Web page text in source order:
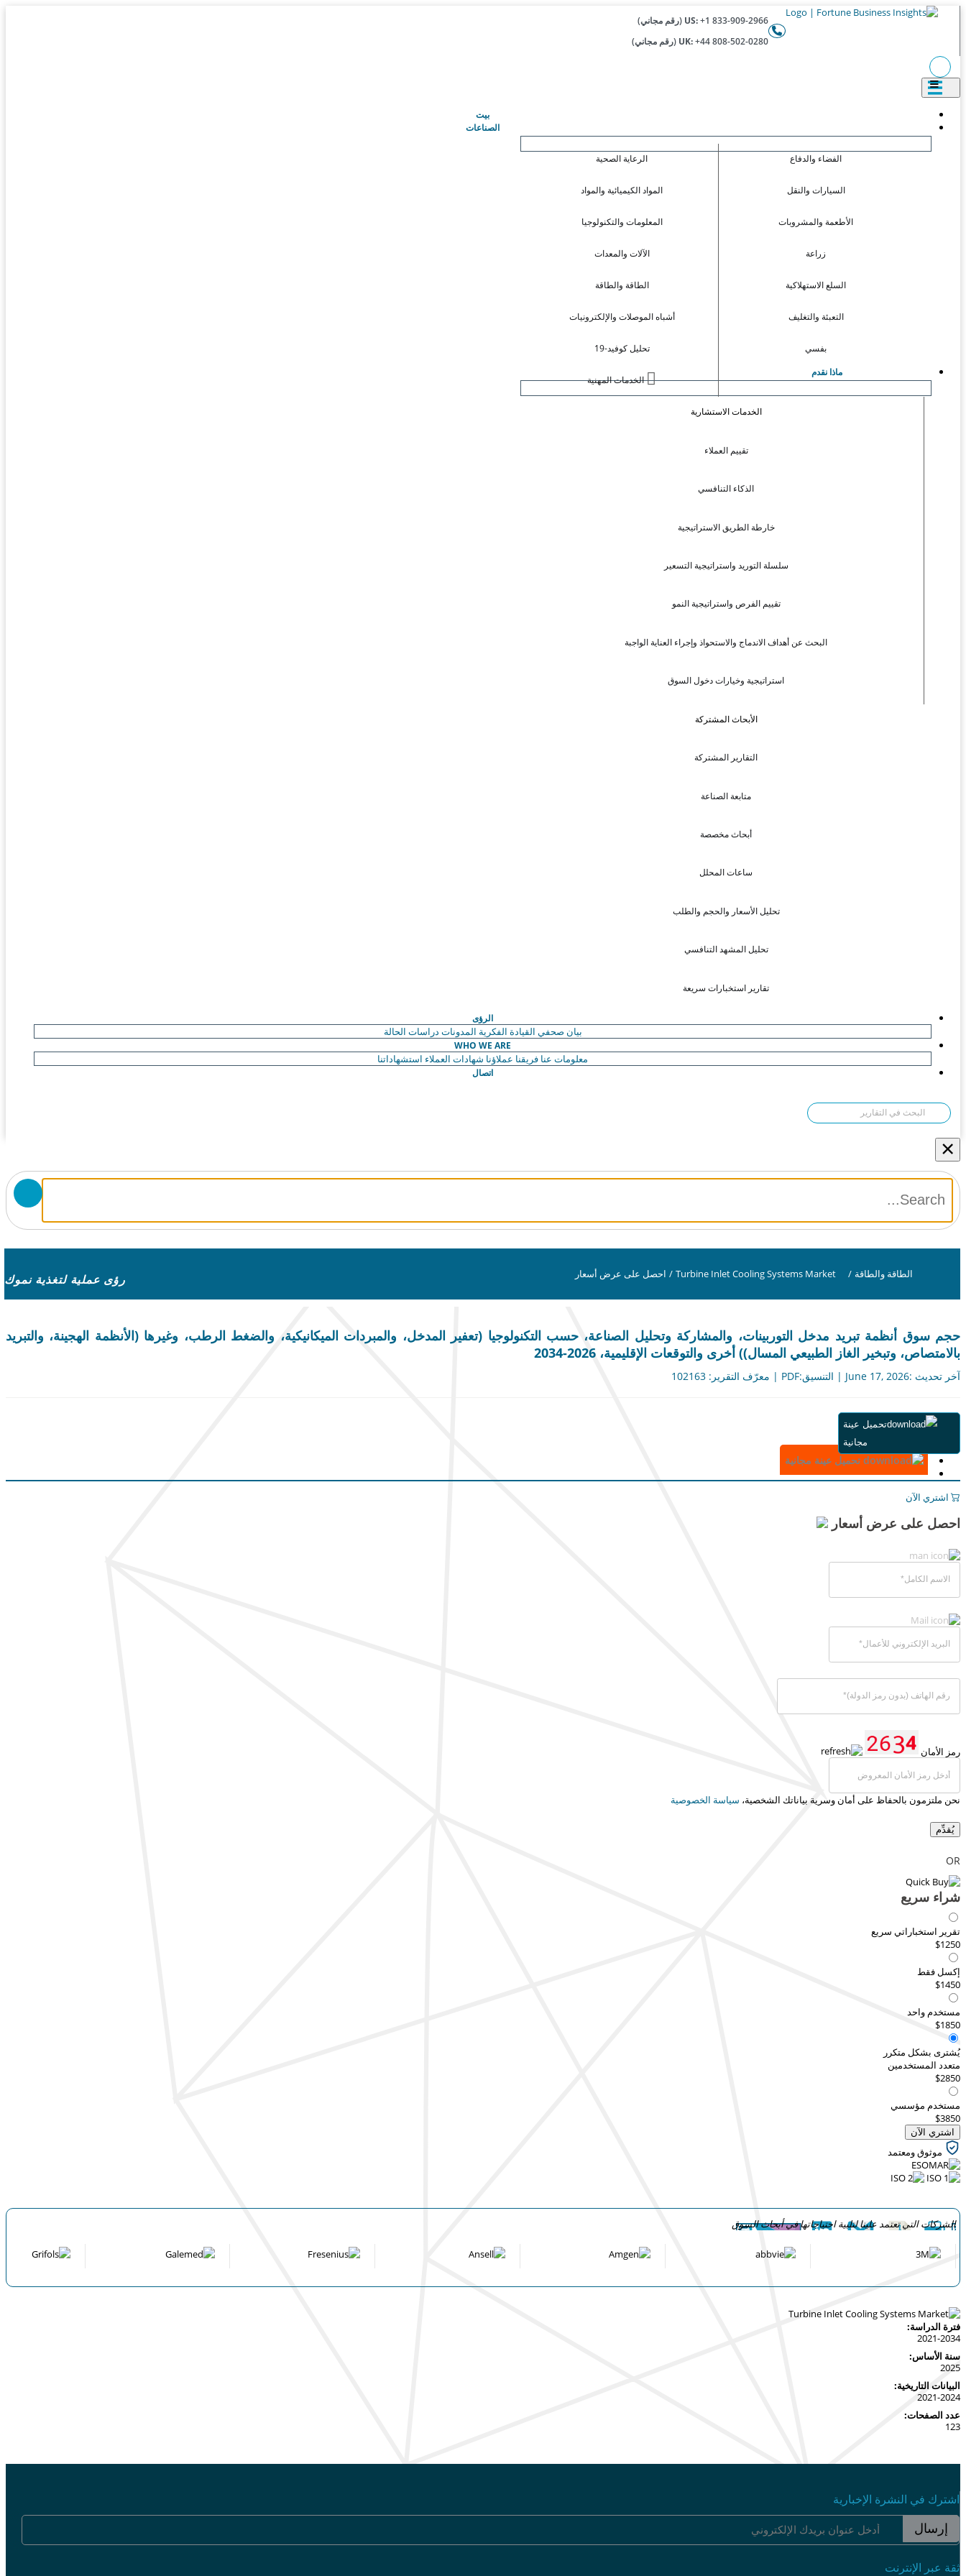
US:+1 833-909-2966 (رقم مجاني)
UK:+44 808-502-0280 (رقم مجاني)
بيت(حاضِر)
الصناعات
الرعاية الصحية
المواد الكيميائية والمواد
المعلومات والتكنولوجيا
الآلات والمعدات
الطاقة والطاقة
أشباه الموصلات والإلكترونيات
تحليل كوفيد-19
الخدمات المهنية
الفضاء والدفاع
السيارات والنقل
الأطعمة والمشروبات
زراعة
السلع الاستهلاكية
التعبئة والتغليف
بفسي
ماذا نقدم
الخدمات الاستشارية
تقييم العملاء
الذكاء التنافسي
خارطة الطريق الاستراتيجية
سلسلة التوريد واستراتيجية التسعير
تقييم الفرص واستراتيجية النمو
البحث عن أهداف الاندماج والاستحواذ وإجراء العناية الواجبة
استراتيجية وخيارات دخول السوق
الأبحاث المشتركة
التقارير المشتركة
متابعة الصناعة
أبحاث مخصصة
ساعات المحلل
تحليل الأسعار والحجم والطلب
تحليل المشهد التنافسي
تقارير استخبارات سريعة
الرؤى
بيان صحفي القيادة الفكرية المدونات دراسات الحالة
WHO WE ARE
معلومات عنا فريقنا عملاؤنا شهادات العملاء استشهاداتنا
اتصال
×
الطاقة والطاقة /
Turbine Inlet Cooling Systems Market
/ احصل على عرض أسعار رؤى عملية لتغذية نموك
حجم سوق أنظمة تبريد مدخل التوربينات، والمشاركة وتحليل الصناعة، حسب التكنولوجيا (تعفير المدخل، والمبردات الميكانيكية، والضغط الرطب، وغيرها (الأنظمة الهجينة، والتبريد
بالامتصاص، وتبخير الغاز الطبيعي المسال)) أخرى والتوقعات الإقليمية، 2026-2034
آخر تحديث :June 17, 2026 | التنسيق:PDF | معرّف التقرير: 102163
ملخص
جدول المحتويات
تحميل عينة مجانية
تحميل عينة
مجانية
اشتري الآن
احصل على عرض أسعار
رمز الأمان
نحن ملتزمون بالحفاظ على أمان وسرية بياناتك الشخصية، سياسة الخصوصية
يُقدِّم
OR
شراء سريع
تقرير استخباراتي سريع
$1250
إكسل فقط
$1450
مستخدم واحد
$1850
يُشترى بشكل متكرر
متعدد المستخدمين
$2850
مستخدم مؤسسي
$3850
اشتري الآن
موثوق ومعتمد
الشركات التي تعتمد علينا لتلبية احتياجاتها في أبحاث السوق
فترة الدراسة:
2021-2034
سنة الأساس:
2025
البيانات التاريخية:
2021-2024
عدد الصفحات:
123
اشترك في النشرة الإخبارية
إرسال
ثقة عبر الإنترنت